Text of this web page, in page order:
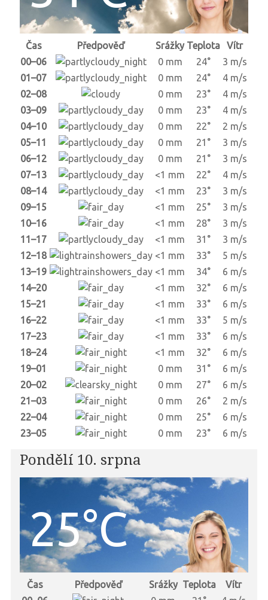
Čas Předpověď Srážky Teplota
Vítr
00–06
0 mm 24°
3 m/s
01–07
0 mm 24°
4 m/s
02–08
0 mm 23°
4 m/s
03–09
0 mm 23°
4 m/s
04–10
0 mm 22°
2 m/s
05–11
0 mm 21°
3 m/s
06–12
0 mm 21°
3 m/s
07–13
<1 mm 22°
4 m/s
08–14
<1 mm 23°
3 m/s
09–15
<1 mm 25°
3 m/s
10–16
<1 mm 28°
3 m/s
11–17
<1 mm 31°
3 m/s
12–18
<1 mm 33°
5 m/s
13–19
<1 mm 34°
6 m/s
14–20
<1 mm 32°
6 m/s
15–21
<1 mm 33°
6 m/s
16–22
<1 mm 33°
5 m/s
17–23
<1 mm 33°
6 m/s
18–24
<1 mm 32°
6 m/s
19–01
0 mm 31°
6 m/s
20–02
0 mm 27°
6 m/s
21–03
0 mm 26°
2 m/s
22–04
0 mm 25°
6 m/s
23–05
0 mm 23° 6 m/s
Pondělí 10. srpna
25°C
Čas Předpověď Srážky Teplota
Vítr